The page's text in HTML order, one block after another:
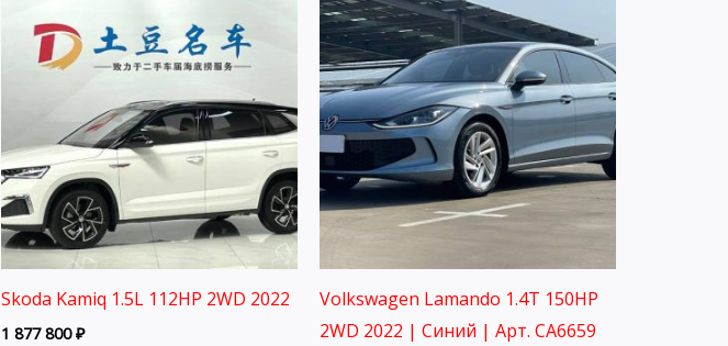
Skoda Kamiq 1.5L 112HP 2WD 2022
1 877 800₽
Volkswagen Lamando 1.4T 150HP
2WD 2022 | Синий | Арт. CA6659